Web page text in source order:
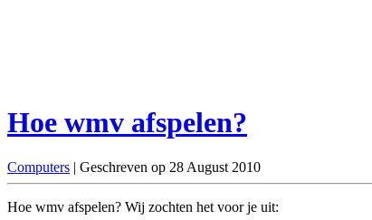
Hoe wmv afspelen?
Computers | Geschreven op 28 August 2010
Hoe wmv afspelen? Wij zochten het voor je uit: